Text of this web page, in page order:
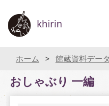
khirin
ホーム 館蔵資料デー
おしゃぶり 一編